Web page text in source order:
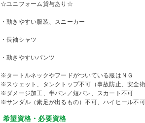
☆ユニフォーム貸与あり☆
・動きやすい服装、スニーカー
・長袖シャツ
・動きやすいパンツ
※タートルネックやフードがついている服はＮＧ
※スウェット、タンクトップ不可（事故防止、安全衛
※ダメージ加工、半パン／短パン、スカート不可
※サンダル（素足が出るもの）不可、ハイヒール不可
希望資格・必要資格